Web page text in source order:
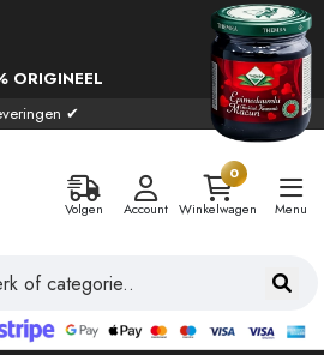
ORIGINEEL
✔
Volgen Account
0
Winkelwagen
Menu